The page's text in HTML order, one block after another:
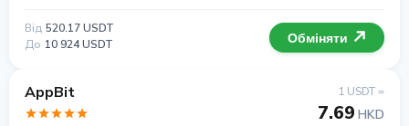
Від 520.17 USDT
До 10 924 USDT Обміняти
AppBit 1 USDT =
7.69 HKD